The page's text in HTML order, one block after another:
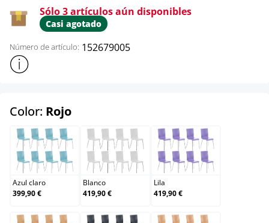
Sólo 3 artículos aún disponibles
Casi agotado
Número de artículo: 152679005
Mostrar más información sobre el producto
Color: Rojoselect
Azul claro
Azul claro
399,90 €
Blanco
Blanco
419,90 €
Lila
Lila
419,90 €